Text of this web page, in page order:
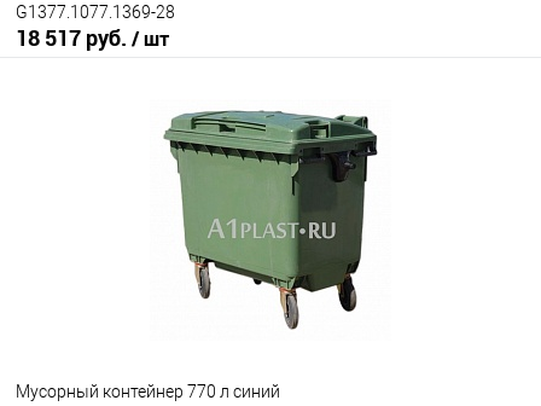
G1377.1077.1369-28
18 517 руб. / шт
В корзину
Под заказ
Исполнение контейнера
крышка в крышке
Мусорный контейнер 770 л синий